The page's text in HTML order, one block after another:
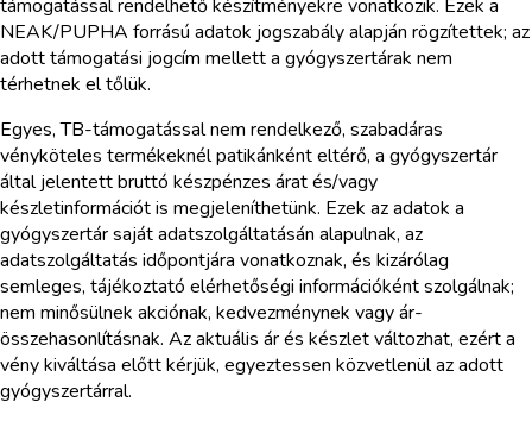
támogatással rendelhető készítményekre vonatkozik. Ezek a
NEAK/PUPHA forrású adatok jogszabály alapján rögzítettek; az
adott támogatási jogcím mellett a gyógyszertárak nem
térhetnek el tőlük.
Egyes, TB-támogatással nem rendelkező, szabadáras
vényköteles termékeknél patikánként eltérő, a gyógyszertár
által jelentett bruttó készpénzes árat és/vagy
készletinformációt is megjeleníthetünk. Ezek az adatok a
gyógyszertár saját adatszolgáltatásán alapulnak, az
adatszolgáltatás időpontjára vonatkoznak, és kizárólag
semleges, tájékoztató elérhetőségi információként szolgálnak;
nem minősülnek akciónak, kedvezménynek vagy ár-
összehasonlításnak. Az aktuális ár és készlet változhat, ezért a
vény kiváltása előtt kérjük, egyeztessen közvetlenül az adott
gyógyszertárral.